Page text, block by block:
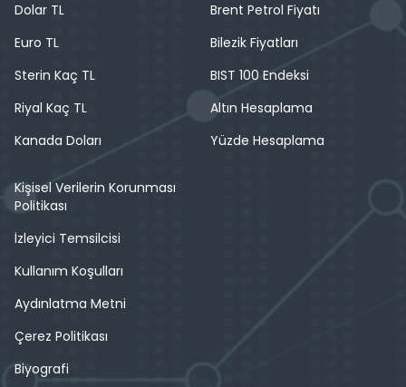
Dolar TL
Euro TL
Sterin Kaç TL
Riyal Kaç TL
Kanada Doları
Brent Petrol Fiyatı
Bilezik Fiyatları
BIST 100 Endeksi
Altın Hesaplama
Yüzde Hesaplama
Kişisel Verilerin Korunması
Politikası
İzleyici Temsilcisi
Kullanım Koşulları
Aydınlatma Metni
Çerez Politikası
Biyografi